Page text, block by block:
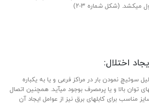
می­کشد. (شکل شماره ۳-۲)
اختلال:
سوئیچ نمودن بار در مراکز فرعی و یا به یکباره
بالا و یا پرمصرف بوجود می­آید. همچنین اتصال
مناسب برای کابل­های برق نیز از عوامل ایجاد آن